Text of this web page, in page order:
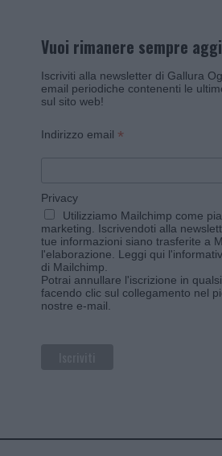
Vuoi rimanere sempre
Iscriviti alla newsletter di Gallura
email periodiche contenenti le
sul sito web!
Indirizzo email *
Privacy
Utilizziamo Mailchimp come
marketing. Iscrivendoti alla
tue informazioni siano trasferite a
l'elaborazione. Leggi qui
di Mailchimp.
Potrai annullare l'iscrizione in
facendo clic sul collegamento nel
nostre e-mail.